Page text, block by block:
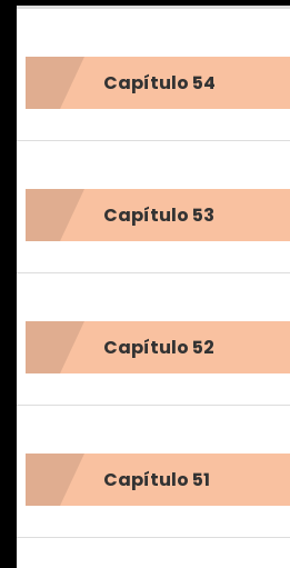
Capítulo 54
Capítulo 53
Capítulo 52
Capítulo 51